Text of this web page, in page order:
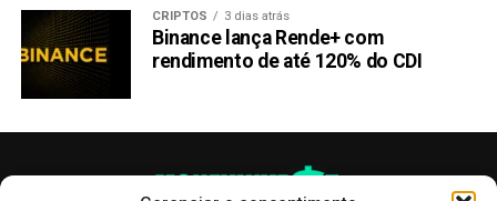
KANGAMOON
PRÓXIMA:
Por que os investidores amam Shiba Inu, Dogecoin e
CRIPTOS 3 dias atrás
Binance lança Rende+ com
rendimento de até 120% do CDI